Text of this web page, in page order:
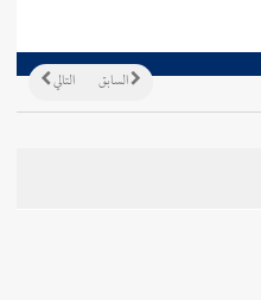
التالي السابق